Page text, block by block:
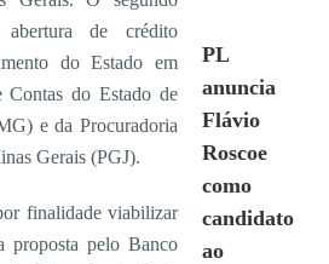
de crédito
do Estado em
do Estado de
e da Procuradoria
Gerais (PGJ).
finalidade viabilizar
proposta pelo Banco
PL
anuncia
Flávio
Roscoe
como
candidato
ao